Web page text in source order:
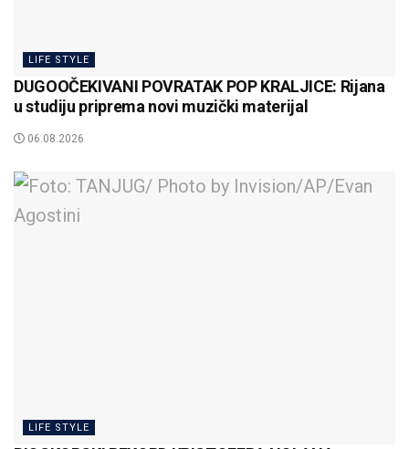
LIFE STYLE
DUGOOČEKIVANI POVRATAK POP KRALJICE: Rijana
u studiju priprema novi muzički materijal
06.08.2026
LIFE STYLE